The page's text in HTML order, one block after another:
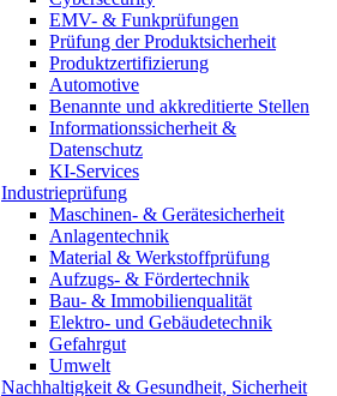
EMV- & Funkprüfungen
Prüfung der Produktsicherheit
Produktzertifizierung
Automotive
Benannte und akkreditierte Stellen
Informationssicherheit &
Datenschutz
KI-Services
Industrieprüfung
Maschinen- & Gerätesicherheit
Anlagentechnik
Material & Werkstoffprüfung
Aufzugs- & Fördertechnik
Bau- & Immobilienqualität
Elektro- und Gebäudetechnik
Gefahrgut
Umwelt
Nachhaltigkeit & Gesundheit, Sicherheit